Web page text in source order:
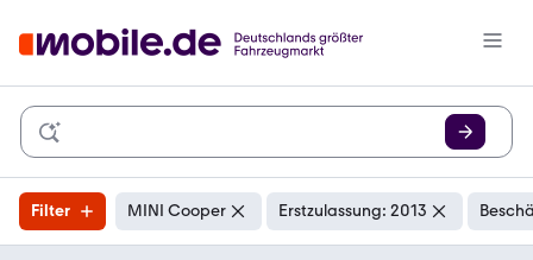
Filter MINI Cooper Erstzulassung: 2013